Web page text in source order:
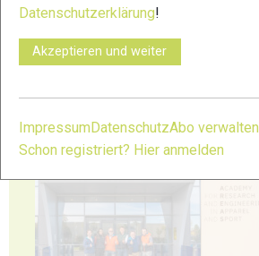
15
Datenschutzerklärung!
Akzeptieren und weiter
Impressum DatenschutzAbo verwalten
Schon registriert? Hier anmelden